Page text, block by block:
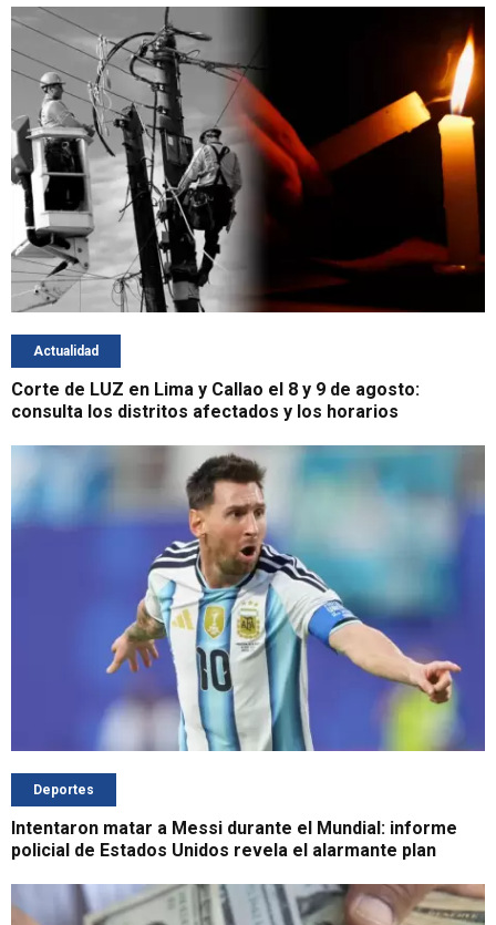
Actualidad
Corte de LUZ en Lima y Callao el 8 y 9 de agosto:
consulta los distritos afectados y los horarios
Deportes
Intentaron matar a Messi durante el Mundial: informe
policial de Estados Unidos revela el alarmante plan